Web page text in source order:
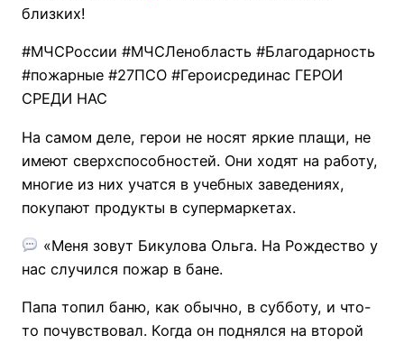
близких!
#МЧСРоссии #МЧСЛенобласть #Благодарность
#пожарные #27ПСО #Героисрединас ГЕРОИ
СРЕДИ НАС
На самом деле, герои не носят яркие плащи, не
имеют сверхспособностей. Они ходят на работу,
многие из них учатся в учебных заведениях,
покупают продукты в супермаркетах.
«Меня зовут Бикулова Ольга. На Рождество у
нас случился пожар в бане.
Папа топил баню, как обычно, в субботу, и что-
то почувствовал. Когда он поднялся на второй